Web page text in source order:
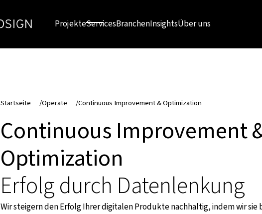
ProjekteServicesBranchenInsightsÜber uns
Startseite /Operate /Continuous Improvement & Optimization
Continuous Improvement
Optimization
Erfolg durch Datenlenkung
Wir steigern den Erfolg Ihrer digitalen Produkte nachhaltig, indem wir sie